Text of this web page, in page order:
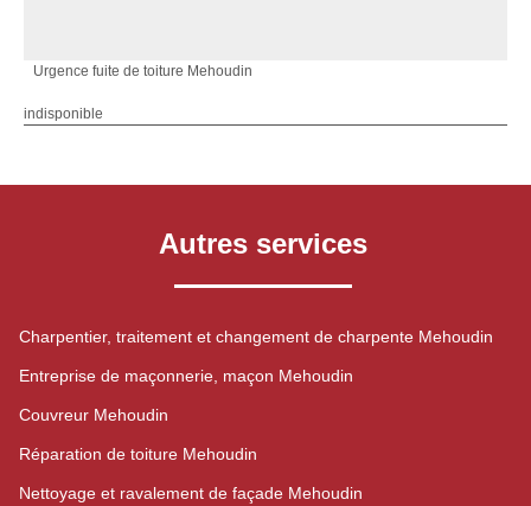
Urgence fuite de toiture Mehoudin
indisponible
Autres services
Charpentier, traitement et changement de charpente Mehoudin
Entreprise de maçonnerie, maçon Mehoudin
Couvreur Mehoudin
Réparation de toiture Mehoudin
Nettoyage et ravalement de façade Mehoudin